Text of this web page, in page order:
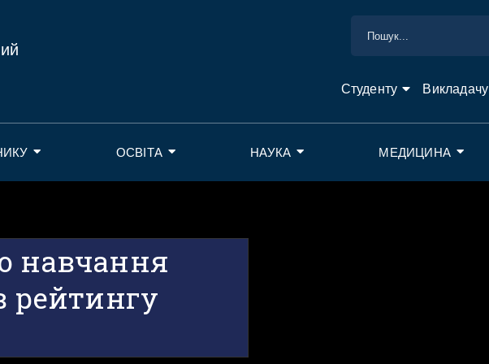
Студенту Викладачу
ОСВІТА НАУКА МЕДИЦИНА
навчання
рейтингу